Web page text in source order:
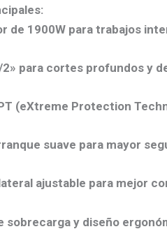
de 1900W para trabajos
para cortes profundos y
(eXtreme Protection
suave para mayor
ajustable para mejor
sobrecarga y diseño